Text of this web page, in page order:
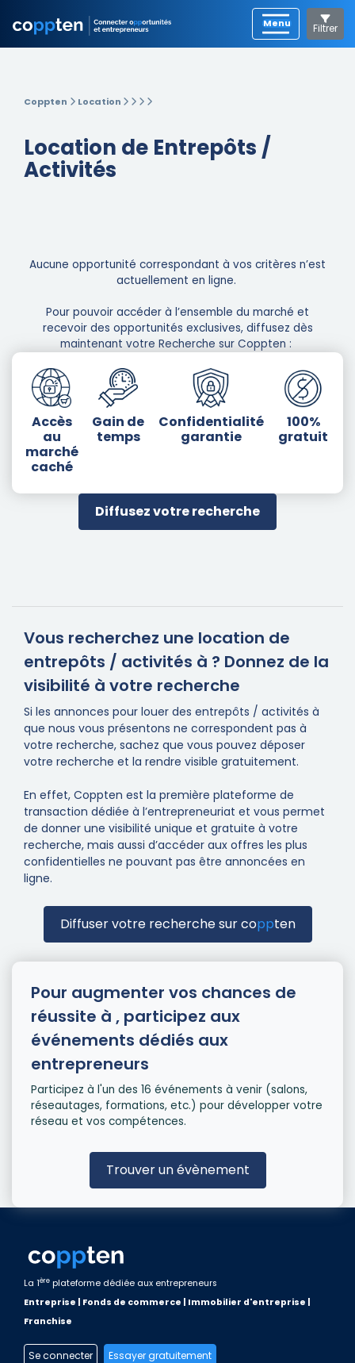
Filtrer
Coppten Location
Location de Entrepôts /
Activités
Aucune opportunité correspondant à vos critères n’est
actuellement en ligne. ​
Pour pouvoir accéder à l’ensemble du marché et
recevoir des opportunités exclusives, diffusez dès
maintenant votre Recherche sur Coppten : ​
Accès
au
marché
caché
Gain de
temps
Confidentialité
garantie
100%
gratuit
Diffusez votre recherche
Vous recherchez une location de
entrepôts / activités à ? Donnez de la
visibilité à votre recherche
Si les annonces pour louer des entrepôts / activités à
que nous vous présentons ne correspondent pas à
votre recherche, sachez que vous pouvez déposer
votre recherche et la rendre visible gratuitement.
En effet, Coppten est la première plateforme de
transaction dédiée à l’entrepreneuriat et vous permet
de donner une visibilité unique et gratuite à votre
recherche, mais aussi d’accéder aux offres les plus
confidentielles ne pouvant pas être annoncées en
ligne.
Diffuser votre recherche surcoppten
Pour augmenter vos chances de
réussite à , participez aux
événements dédiés aux
entrepreneurs
Participez à l'un des 16 événements à venir (salons,
réseautages, formations, etc.) pour développer votre
réseau et vos compétences.
Trouver un évènement
La 1ère plateforme dédiée aux entrepreneurs
Entreprise | Fonds de commerce | Immobilier d'entreprise |
Franchise
Se connecter Essayer gratuitement